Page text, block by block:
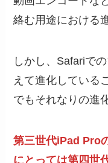
絡む用途における
しかし、Safariで
えて進化している
でもそれなりの進
第三世代iPad Pro
にとっては第四世